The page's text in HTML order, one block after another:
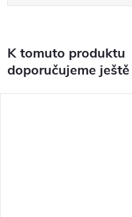
K tomuto produktu
doporučujeme